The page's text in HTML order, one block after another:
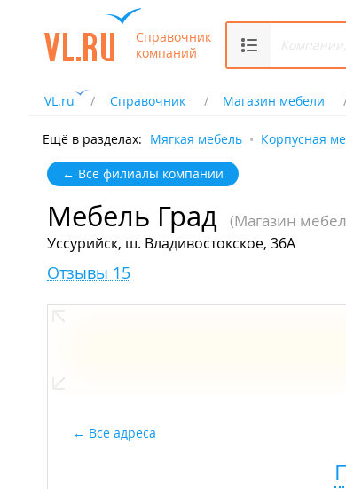
Справочник
компаний
VL.ru Справочник Магазин мебели
Ещё в разделах: Мягкая мебель Корпусная
← Все филиалы компании
Мебель Град (Магазин
Уссурийск, ш. Владивостокское, 36А
Отзывы 15
Все адреса